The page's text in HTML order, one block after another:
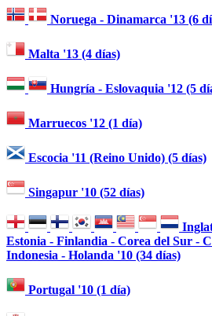
Noruega - Dinamarca '13 (6
Malta '13 (4 días)
Hungría - Eslovaquia '12 (5
Marruecos '12 (1 día)
Escocia '11 (Reino Unido) (5 días)
Singapur '10 (52 días)
Estonia - Finlandia - Corea del Sur -
Indonesia - Holanda '10 (34 días)
Portugal '10 (1 día)